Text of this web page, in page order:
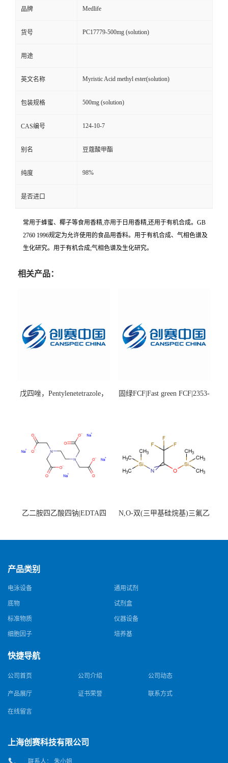
品牌 Medlife
货号 PC17779-500mg (solution)
用途
英文名称 Myristic Acid methyl ester(solution)
包装规格 500mg (solution)
CAS编号 124-10-7
别名 豆蔻酸甲酯
纯度 98%
是否进口
常用于蜂蜜、椰子等食用香精,亦用于日用香精,还用于有机合成。GB
2760 1996规定为允许使用的食品用香料。用于有机合成、气相色谱及
生化研究。用于有机合成;气相色谱及生化研究。
相关产品：
戊四唑，Pentylenetetrazole，
固绿FCF|Fast green FCF|2353-
乙二胺四乙酸四钠|EDTA四
N,O-双(三甲基硅烷基)三氟乙
产品类别
电泳设备 通用试剂
底物 试剂盒
标准物质 仪器设备
细胞因子 培养基
快捷导航
公司首页 公司介绍 公司动态
产品展厅 证书荣誉 联系方式
在线留言
上海创赛科技有限公司
联系人： 朱小姐